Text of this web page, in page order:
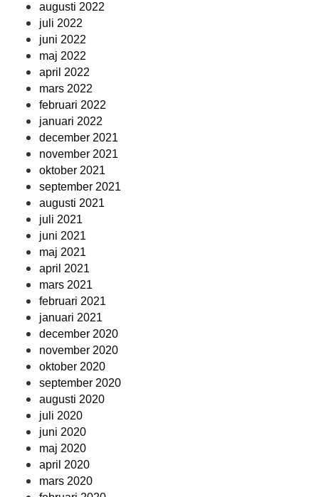
augusti 2022
juli 2022
juni 2022
maj 2022
april 2022
mars 2022
februari 2022
januari 2022
december 2021
november 2021
oktober 2021
september 2021
augusti 2021
juli 2021
juni 2021
maj 2021
april 2021
mars 2021
februari 2021
januari 2021
december 2020
november 2020
oktober 2020
september 2020
augusti 2020
juli 2020
juni 2020
maj 2020
april 2020
mars 2020